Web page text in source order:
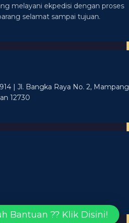
melayani ekpedisi dengan proses
selamat sampai tujuan.
| Jl. Bangka Raya No. 2, Mampang
12730
Bantuan ?? Klik Disini!